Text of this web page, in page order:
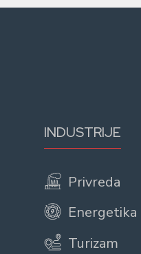
INDUSTRIJE
Privreda
Energetika
Turizam